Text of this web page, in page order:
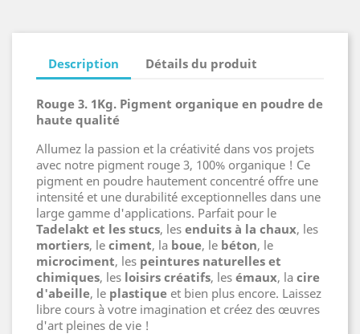
Description Détails du produit
Rouge 3. 1Kg. Pigment organique en poudre de
haute qualité
Allumez la passion et la créativité dans vos projets
avec notre pigment rouge 3, 100% organique ! Ce
pigment en poudre hautement concentré offre une
intensité et une durabilité exceptionnelles dans une
large gamme d'applications. Parfait pour le
Tadelakt et les stucs, les enduits à la chaux, les
mortiers, le ciment, la boue, le béton, le
microciment, les peintures naturelles et
chimiques, les loisirs créatifs, les émaux, la cire
d'abeille, le plastique et bien plus encore. Laissez
libre cours à votre imagination et créez des œuvres
d'art pleines de vie !